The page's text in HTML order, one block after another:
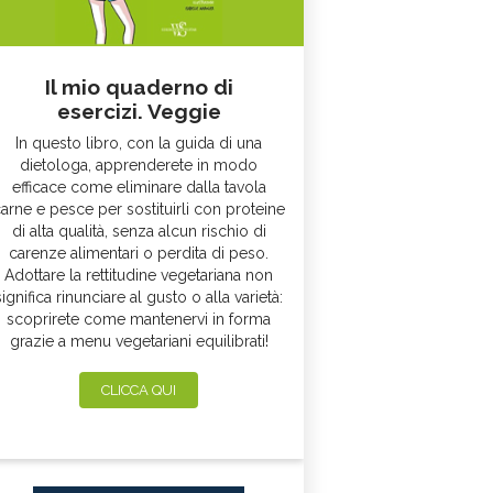
Il mio quaderno di
esercizi. Veggie
In questo libro, con la guida di una
dietologa, apprenderete in modo
efficace come eliminare dalla tavola
e pesce per sostituirli con proteine
di alta qualità, senza alcun rischio di
carenze alimentari o perdita di peso.
Adottare la rettitudine vegetariana non
rinunciare al gusto o alla varietà:
scoprirete come mantenervi in forma
grazie a menu vegetariani equilibrati!
CLICCA QUI